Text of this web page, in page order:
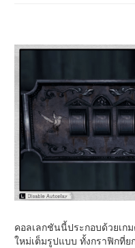
คอลเลกชันนี้ประกอบด้วยเก
ใหม่เต็มรูปแบบ ทั้งกราฟิกที่ย